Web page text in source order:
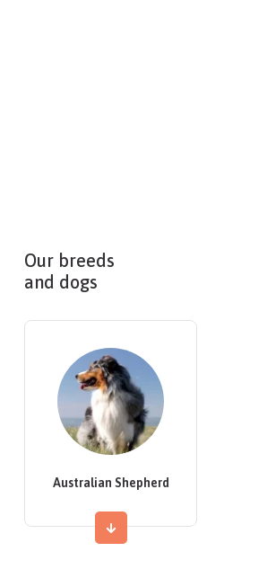
Our breeds
and dogs
Australian Shepherd